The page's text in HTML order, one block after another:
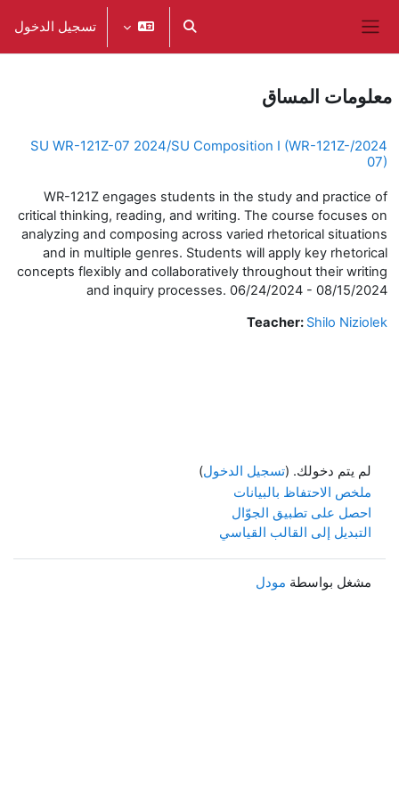
تبديل إدخال البحث تسجيل الدخول
معلومات المساق
2024/SU WR-121Z-07 2024/SU Composition I (WR-121Z-
07)
WR-121Z engages students in the study and practice of
critical thinking, reading, and writing. The course focuses on
analyzing and composing across varied rhetorical situations
and in multiple genres. Students will apply key rhetorical
concepts flexibly and collaboratively throughout their writing
and inquiry processes. 06/24/2024 - 08/15/2024
Teacher: Shilo Niziolek
لم يتم دخولك. (تسجيل الدخول)
ملخص الاحتفاظ بالبيانات
احصل على تطبيق الجوّال
التبديل إلى القالب القياسي
مشغل بواسطة مودل